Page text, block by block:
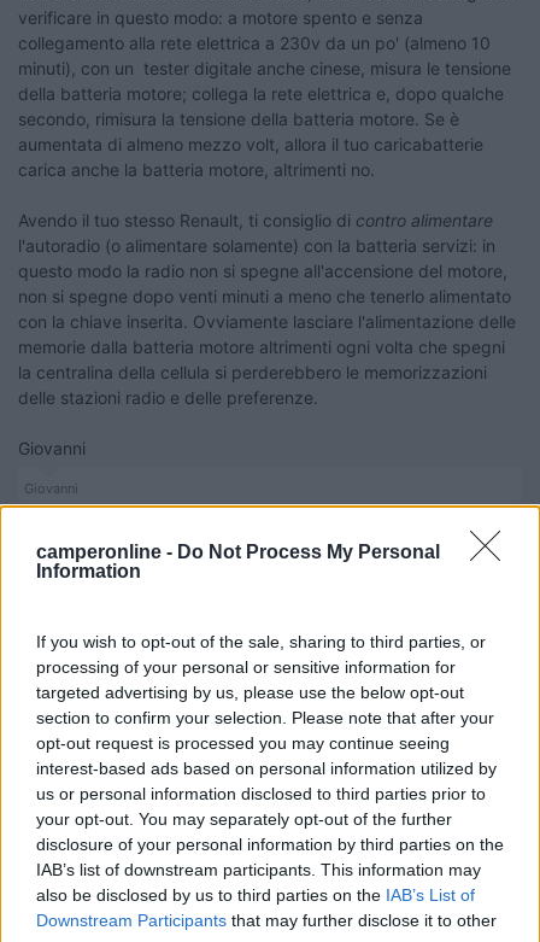
camperonline - Do Not Process My Personal
Information
If you wish to opt-out of the sale, sharing to third parties, or
processing of your personal or sensitive information for
targeted advertising by us, please use the below opt-out
section to confirm your selection. Please note that after your
opt-out request is processed you may continue seeing
interest-based ads based on personal information utilized by
us or personal information disclosed to third parties prior to
your opt-out. You may separately opt-out of the further
disclosure of your personal information by third parties on the
IAB’s list of downstream participants. This information may
also be disclosed by us to third parties on the IAB’s List of
Downstream Participants that may further disclose it to other
verificare in questo modo: a motore spento e senza
collegamento alla rete elettrica a 230v da un po' (almeno 10
minuti), con un tester digitale anche cinese, misura le tensione
della batteria motore; collega la rete elettrica e, dopo qualche
secondo, rimisura la tensione della batteria motore. Se è
aumentata di almeno mezzo volt, allora il tuo caricabatterie
carica anche la batteria motore, altrimenti no.
Avendo il tuo stesso Renault, ti consiglio di contro alimentare
l'autoradio (o alimentare solamente) con la batteria servizi: in
questo modo la radio non si spegne all'accensione del motore,
non si spegne dopo venti minuti a meno che tenerlo alimentato
con la chiave inserita. Ovviamente lasciare l'alimentazione delle
memorie dalla batteria motore altrimenti ogni volta che spegni
la centralina della cellula si perderebbero le memorizzazioni
delle stazioni radio e delle preferenze.
Giovanni
Giovanni
200
regolatore per il pannello solare che carica anche la batteria del
motore. Io lo preso a 40 € su ebay e ti togli le paure di rimanere
a piedi.